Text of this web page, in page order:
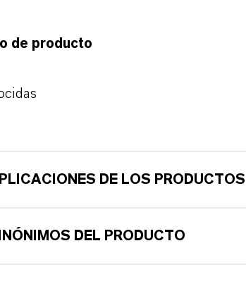
de producto
DE LOS PRODUCTOS
DEL PRODUCTO